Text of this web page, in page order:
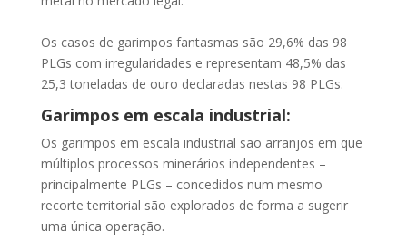
Os casos de garimpos fantasmas são 29,6% das 98
PLGs com irregularidades e representam 48,5% das
25,3 toneladas de ouro declaradas nestas 98 PLGs.
Garimpos em escala industrial:
Os garimpos em escala industrial são arranjos em que
múltiplos processos minerários independentes –
principalmente PLGs – concedidos num mesmo
recorte territorial são explorados de forma a sugerir
uma única operação.